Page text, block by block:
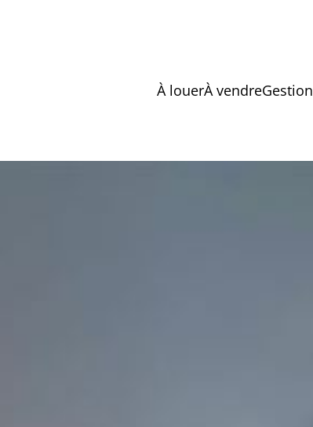
À louerÀ vendreGestion